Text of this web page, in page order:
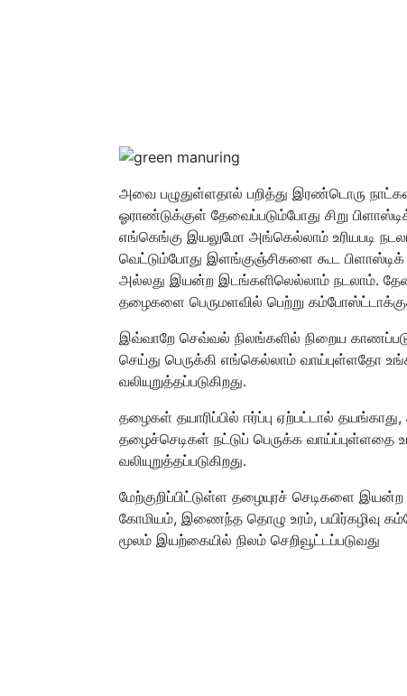
அவை பழுதுள்ளதால் பறித்து இரண்டொரு
ஓராண்டுக்குள் தேவைப்படும்போது சிறு
எங்கெங்கு இயலுமோ அங்கெல்லாம் உரியபடி
வெட்டும்போது இளங்குஞ்சிகளை கூட
அல்லது இயன்ற இடங்களிலெல்லாம் நடலாம்.
தழைகளை பெருமளவில் பெற்று
இவ்வாறே செவ்வல் நிலங்களில் நிறைய
செய்து பெருக்கி எங்கெல்லாம் வாய்புள்ளதோ
வலியுறுத்தப்படுகிறது.
தழைகள் தயாரிப்பில் ஈர்ப்பு ஏற்பட்டால்
தழைச்செடிகள் நட்டுப் பெருக்க
வலியுறுத்தப்படுகிறது.
மேற்குறிப்பிட்டுள்ள தழையுரச் செடிகளை
கோமியம், இணைந்த தொழு உரம், பயிர்கழிவு
மூலம் இயற்கையில் நிலம் செறிவூட்டப்படுவது